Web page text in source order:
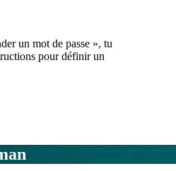
un mot de passe », tu
pour définir un